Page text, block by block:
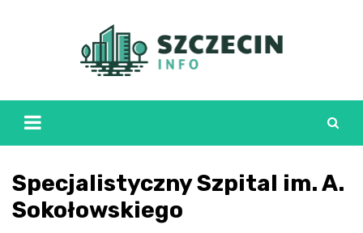
Specjalistyczny Szpital im. A.
Sokołowskiego